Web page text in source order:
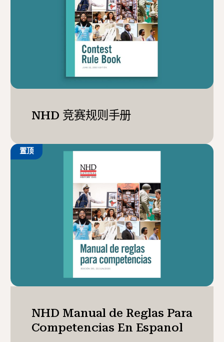
NHD 竞赛规则手册
置顶
NHD Manual de Reglas Para
Competencias En Espanol